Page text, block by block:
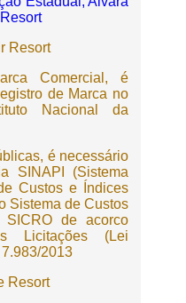
Resort
Comercial, é
de Marca no
Nacional da
é necessário
SINAPI (Sistema
Custos e Índices
Sistema de Custos
SICRO de acorco
Licitações (Lei
2013
Resort